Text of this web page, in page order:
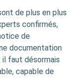
de plus en plus
confirmés,
de
documentation
il faut désormais
capable de